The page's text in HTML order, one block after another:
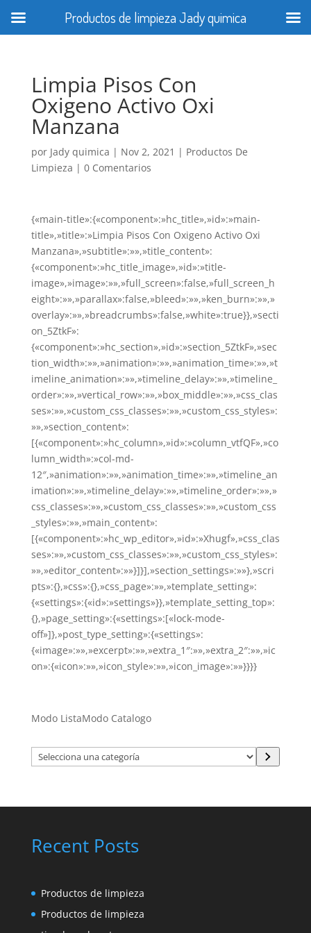
Limpia Pisos Con
Oxigeno Activo Oxi
Manzana
por Jady quimica | Nov 2, 2021 | Productos De
Limpieza | 0 Comentarios
{«main-title»:{«component»:»hc_title»,»id»:»main-
title»,»title»:»Limpia Pisos Con Oxigeno Activo Oxi
Manzana»,»subtitle»:»»,»title_content»:
{«component»:»hc_title_image»,»id»:»title-
image»,»image»:»»,»full_screen»:false,»full_screen_h
eight»:»»,»parallax»:false,»bleed»:»»,»ken_burn»:»»,»
overlay»:»»,»breadcrumbs»:false,»white»:true}},»secti
on_5ZtkF»:
{«component»:»hc_section»,»id»:»section_5ZtkF»,»sec
tion_width»:»»,»animation»:»»,»animation_time»:»»,»t
imeline_animation»:»»,»timeline_delay»:»»,»timeline_
order»:»»,»vertical_row»:»»,»box_middle»:»»,»css_clas
ses»:»»,»custom_css_classes»:»»,»custom_css_styles»:
»»,»section_content»:
[{«component»:»hc_column»,»id»:»column_vtfQF»,»co
lumn_width»:»col-md-
12″,»animation»:»»,»animation_time»:»»,»timeline_an
imation»:»»,»timeline_delay»:»»,»timeline_order»:»»,»
css_classes»:»»,»custom_css_classes»:»»,»custom_css
_styles»:»»,»main_content»:
[{«component»:»hc_wp_editor»,»id»:»Xhugf»,»css_clas
ses»:»»,»custom_css_classes»:»»,»custom_css_styles»:
»»,»editor_content»:»»}]}],»section_settings»:»»},»scri
pts»:{},»css»:{},»css_page»:»»,»template_setting»:
{«settings»:{«id»:»settings»}},»template_setting_top»:
{},»page_setting»:{«settings»:[«lock-mode-
off»]},»post_type_setting»:{«settings»:
{«image»:»»,»excerpt»:»»,»extra_1″:»»,»extra_2″:»»,»ic
on»:{«icon»:»»,»icon_style»:»»,»icon_image»:»»}}}}
Modo ListaModo Catalogo
Selecciona
una
Recent Posts
Productos de limpieza
Productos de limpieza
Productos de limpieza Jady quimica